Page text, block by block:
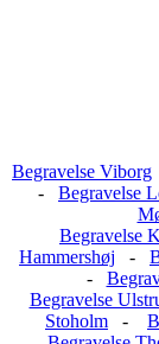
Begravelse Viborg
- Begravelse
Begravelse
Hammershøj -
-
Begravelse
Stoholm -